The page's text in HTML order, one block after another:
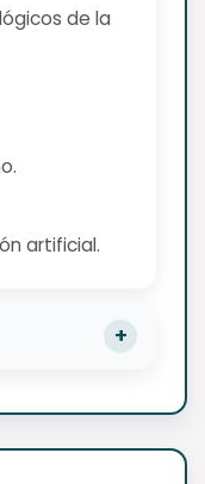
de la
artificial.